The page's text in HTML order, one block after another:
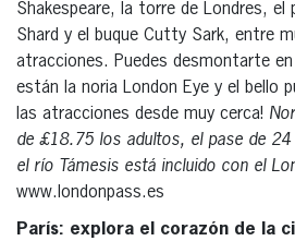
Shakespeare, la torre de Londres, el
Shard y el buque Cutty Sark, entre
atracciones. Puedes desmontarte
están la noria London Eye y el bello
las atracciones desde muy cerca!
de £18.75 los adultos, el pase de
el río Támesis está incluido con el
www.londonpass.es
París: explora el corazón de la